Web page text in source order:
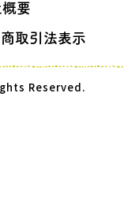
要
取引法表示
Reserved.